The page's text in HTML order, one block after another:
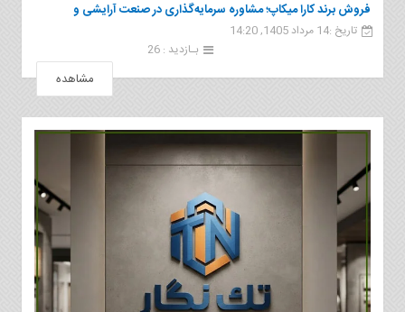
فروش برند کارا ميكاپ؛ مشاوره سرمایه‌گذاری در صنعت آرایشی و
بهداشتی
تاریخ :14 مرداد 1405, 14:20
بـازدید : 26
مشاهده